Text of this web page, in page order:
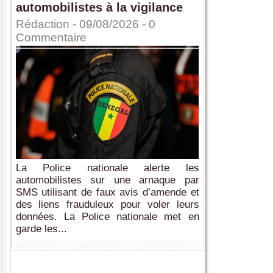
automobilistes à la vigilance
Rédaction - 09/08/2026 - 0
Commentaire
La Police nationale alerte les
automobilistes sur une arnaque par
SMS utilisant de faux avis d’amende et
des liens frauduleux pour voler leurs
données. La Police nationale met en
garde les...